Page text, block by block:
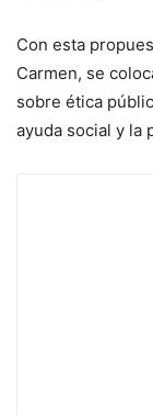
Con esta
Carmen, se
sobre ética
ayuda social y la